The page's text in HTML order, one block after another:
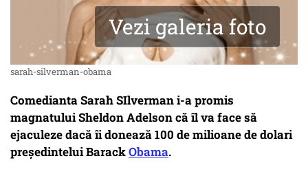
Vezi galeria foto
sarah-silverman-obama
Comedianta Sarah SIlverman i-a promis
magnatului Sheldon Adelson că îl va face să
ejaculeze dacă îi donează 100 de milioane de dolari
preşedintelui BarackObama.